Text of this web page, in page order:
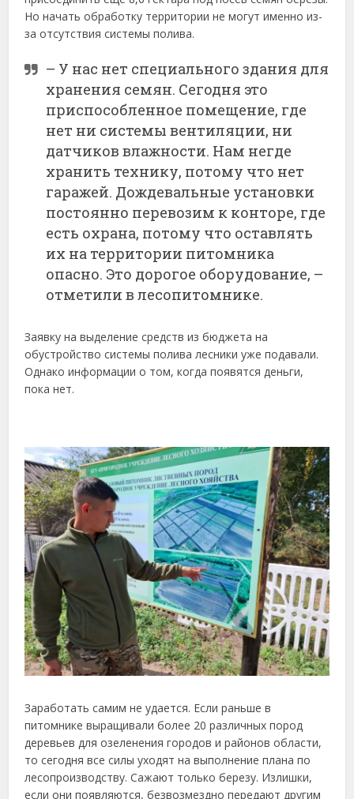
Но начать обработку территории не могут именно из-
за отсутствия системы полива.
– У нас нет специального здания для
хранения семян. Сегодня это
приспособленное помещение, где
нет ни системы вентиляции, ни
датчиков влажности. Нам негде
хранить технику, потому что нет
гаражей. Дождевальные установки
постоянно перевозим к конторе, где
есть охрана, потому что оставлять
их на территории питомника
опасно. Это дорогое оборудование, –
отметили в лесопитомнике.
Заявку на выделение средств из бюджета на
обустройство системы полива лесники уже подавали.
Однако информации о том, когда появятся деньги,
пока нет.
Заработать самим не удается. Если раньше в
питомнике выращивали более 20 различных пород
деревьев для озеленения городов и районов области,
то сегодня все силы уходят на выполнение плана по
лесопроизводству. Сажают только березу. Излишки,
если они появляются, безвозмездно передают другим